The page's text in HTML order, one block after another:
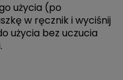
użycia (po
w ręcznik i wyciśnij
użycia bez uczucia